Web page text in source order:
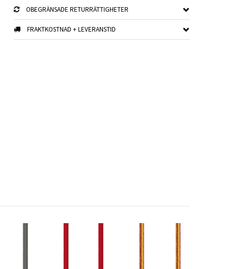
OBEGRÄNSADE RETURRÄTTIGHETER
FRAKTKOSTNAD + LEVERANSTID